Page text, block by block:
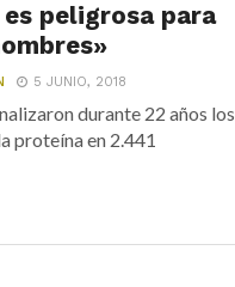
peligrosa para
5 JUNIO, 2018
durante 22 años los
proteína en 2.441